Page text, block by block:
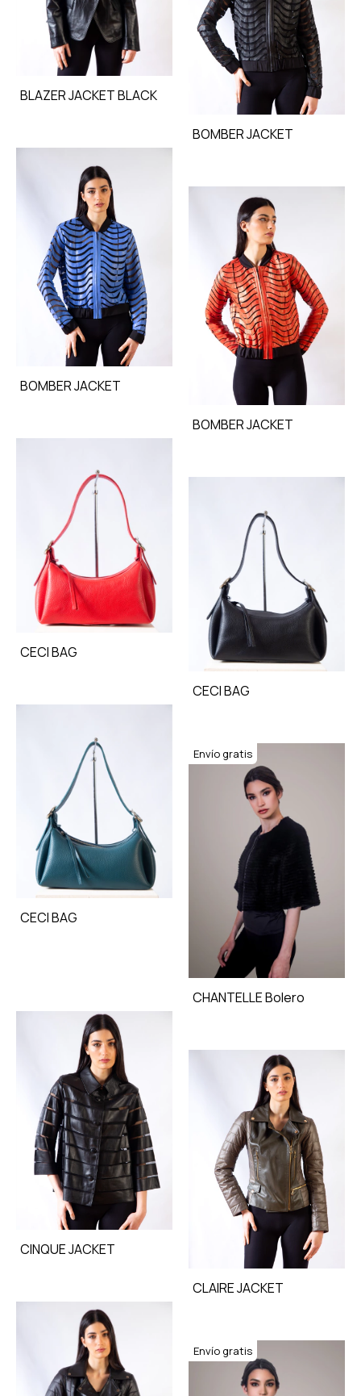
BLAZER JACKET BLACK
BOMBER JACKET
BOMBER JACKET
BOMBER JACKET
CECI BAG
CECI BAG
CECI BAG
Envío gratis
CHANTELLE Bolero
CINQUE JACKET
CLAIRE JACKET
Envío gratis